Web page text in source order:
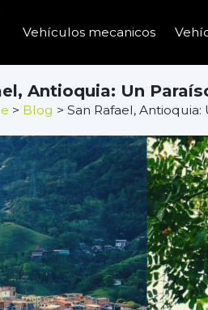
Vehículos mecanicos
Antioquia: Un
> Blog > San Rafael,